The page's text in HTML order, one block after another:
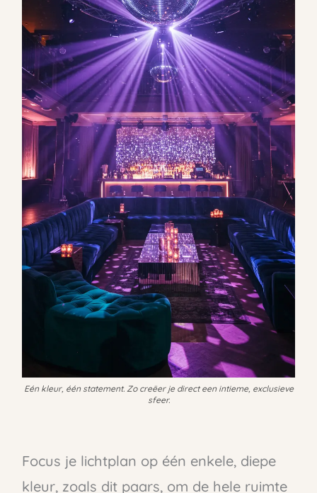
Eén kleur, één statement. Zo creëer je direct een intieme, exclusieve
sfeer.
Focus je lichtplan op één enkele, diepe
kleur, zoals dit paars, om de hele ruimte